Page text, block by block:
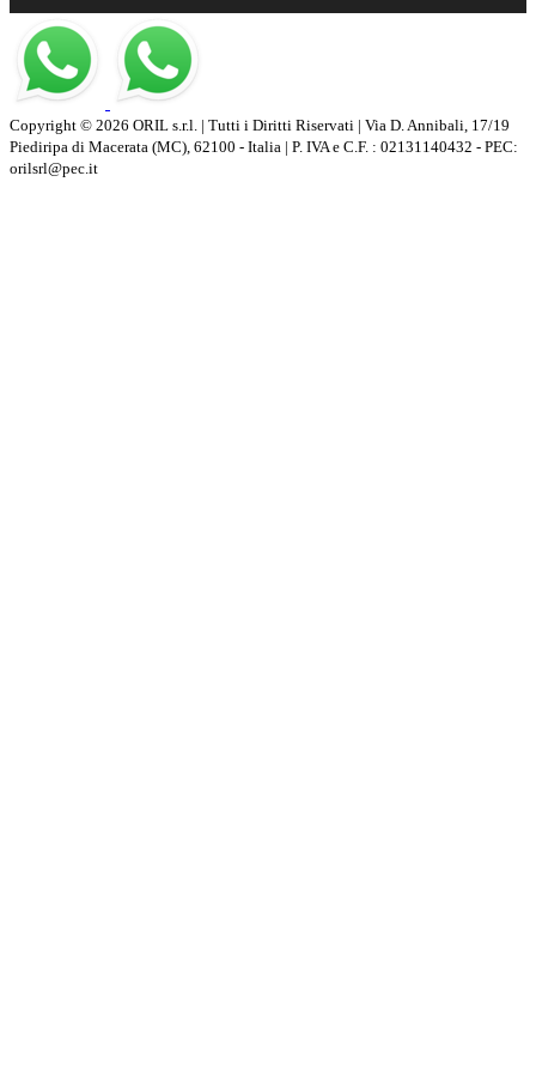
Copyright © 2026 ORIL s.r.l. | Tutti i Diritti Riservati | Via D. Annibali, 17/19
Piediripa di Macerata (MC), 62100 - Italia | P. IVA e C.F. : 02131140432 - PEC:
orilsrl@pec.it